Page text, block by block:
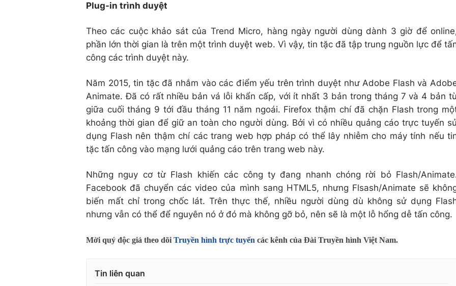
Plug-in trình duyệt
Theo các cuộc khảo sát của Trend Micro, hàng ngày người dùng dành 3 giờ để
phần lớn thời gian là trên một trình duyệt web. Vì vậy, tin tặc đã tập trung nguồn lực để
công các trình duyệt này.
Năm 2015, tin tặc đã nhắm vào các điểm yếu trên trình duyệt như Adobe Flash và
Animate. Đã có rất nhiều bản vá lỗi khẩn cấp, với ít nhất 3 bản trong tháng 7 và 4 bản
giữa cuối tháng 9 tới đầu tháng 11 năm ngoái. Firefox thậm chí đã chặn Flash trong
khoảng thời gian để giữ an toàn cho người dùng. Bởi vì có nhiều quảng cáo trực tuyến
dụng Flash nên thậm chí các trang web hợp pháp có thể lây nhiễm cho máy tính nếu
tặc tấn công vào mạng lưới quảng cáo trên trang web này.
Những nguy cơ từ Flash khiến các công ty đang nhanh chóng rời bỏ Flash/
Facebook đã chuyển các video của mình sang HTML5, nhưng Flsash/Animate sẽ
biến mất chỉ trong chốc lát. Trên thực thế, nhiều người dùng dù không sử dụng
nhưng vẫn có thể để nguyên nó ở đó mà không gỡ bỏ, nên sẽ là một lỗ hổng dễ tấn công.
Mời quý độc giả theo dõi Truyền hình trực tuyến các kênh của Đài Truyền hình Việt Nam.
Tin liên quan